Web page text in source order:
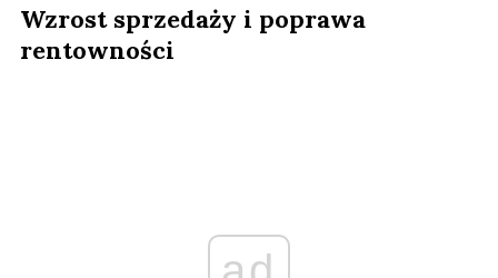
Wzrost sprzedaży i poprawa
rentowności